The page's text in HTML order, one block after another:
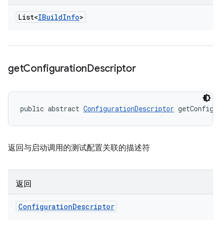
List<IBuildInfo>
getConfigurationDescriptor
public abstract ConfigurationDescriptor
返回与启动调用的测试配置关联的描述符
返回
ConfigurationDescriptor